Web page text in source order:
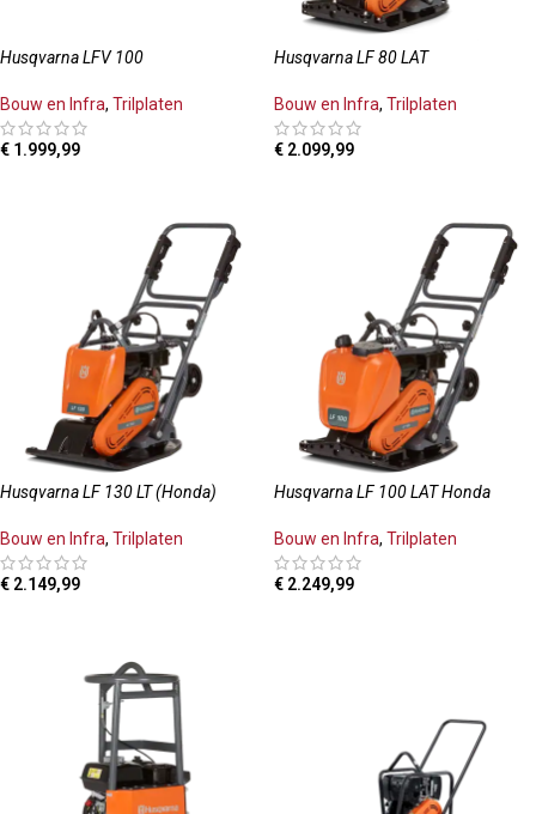
Husqvarna LFV 100
Bouw en Infra, Trilplaten
€ 1.999,99
Husqvarna LF 80 LAT
Bouw en Infra, Trilplaten
€ 2.099,99
Husqvarna LF 130 LT (Honda)
Bouw en Infra, Trilplaten
€ 2.149,99
Husqvarna LF 100 LAT Honda
Bouw en Infra, Trilplaten
€ 2.249,99